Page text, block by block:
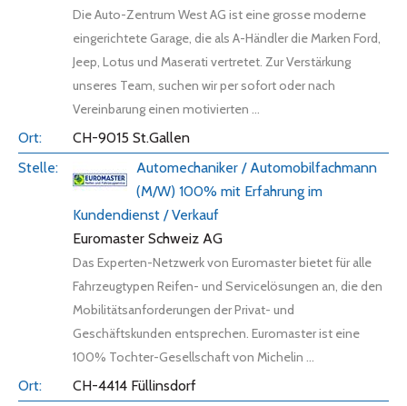
Die Auto-Zentrum West AG ist eine grosse moderne
eingerichtete Garage, die als A-Händler die Marken Ford,
Jeep, Lotus und Maserati vertretet. Zur Verstärkung
unseres Team, suchen wir per sofort oder nach
Vereinbarung einen motivierten ...
CH-9015 St.Gallen
Automechaniker / Automobilfachmann
(M/W) 100% mit Erfahrung im
Kundendienst / Verkauf
Euromaster Schweiz AG
Das Experten-Netzwerk von Euromaster bietet für alle
Fahrzeugtypen Reifen- und Servicelösungen an, die den
Mobilitätsanforderungen der Privat- und
Geschäftskunden entsprechen. Euromaster ist eine
100% Tochter-Gesellschaft von Michelin ...
CH-4414 Füllinsdorf